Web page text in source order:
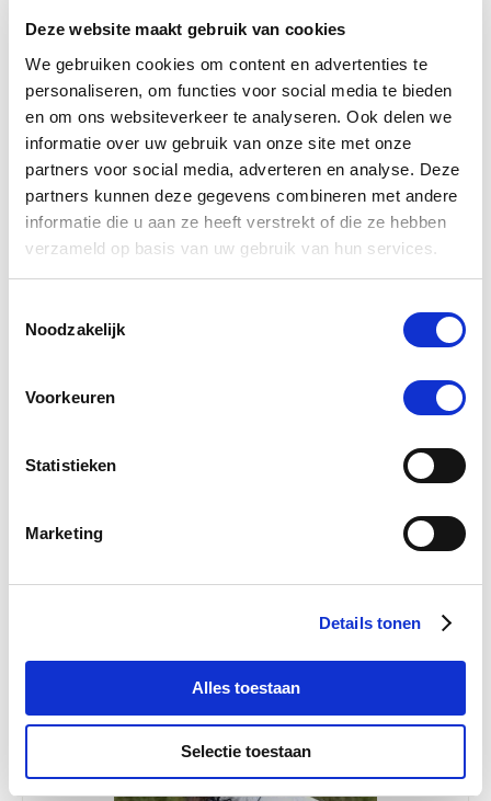
Deze website maakt gebruik van cookies
We gebruiken cookies om content en advertenties te
personaliseren, om functies voor social media te bieden
en om ons websiteverkeer te analyseren. Ook delen we
informatie over uw gebruik van onze site met onze
partners voor social media, adverteren en analyse. Deze
partners kunnen deze gegevens combineren met andere
informatie die u aan ze heeft verstrekt of die ze hebben
verzameld op basis van uw gebruik van hun services.
Noodzakelijk
Voorkeuren
Statistieken
Marketing
Details tonen
Alles toestaan
Selectie toestaan
€ 183,95
-20 %
Vliegendeken Bucas Buzz Off Detachable Neck